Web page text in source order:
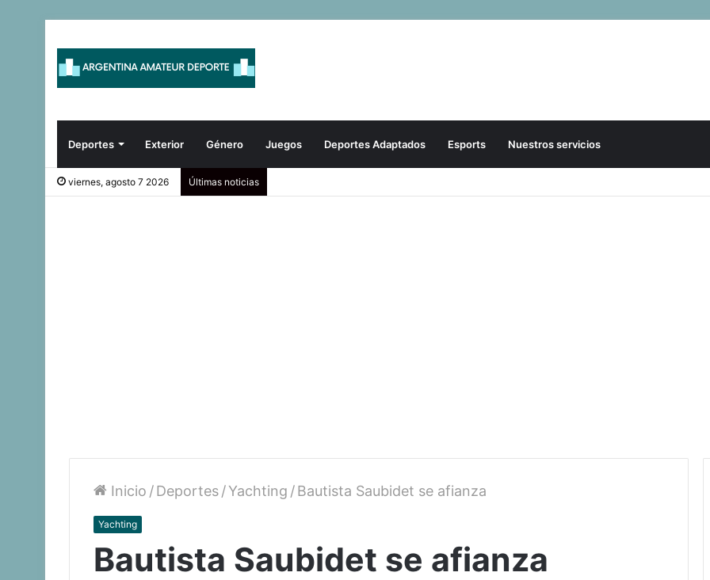
Deportes Exterior Género Juegos Deportes Adaptados Esports Nuestros servicios
viernes, agosto 7 2026 Últimas noticias
Inicio /Deportes/Yachting /Bautista Saubidet se afianza
Yachting
Bautista Saubidet se afianza